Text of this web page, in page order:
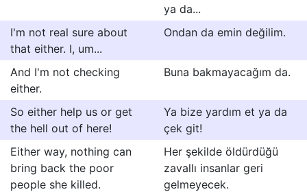
ya da...
I'm not real sure about
that either. I, um...
Ondan da emin değilim.
And I'm not checking
either.
Buna bakmayacağım da.
So either help us or get
the hell out of here!
Ya bize yardım et ya da
çek git!
Either way, nothing can
bring back the poor
people she killed.
Her şekilde öldürdüğü
zavallı insanlar geri
gelmeyecek.